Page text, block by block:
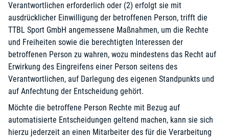
Verantwortlichen erforderlich oder (2) erfolgt sie mit
ausdrücklicher Einwilligung der betroffenen Person, trifft die
TTBL Sport GmbH angemessene Maßnahmen, um die Rechte
und Freiheiten sowie die berechtigten Interessen der
betroffenen Person zu wahren, wozu mindestens das Recht auf
Erwirkung des Eingreifens einer Person seitens des
Verantwortlichen, auf Darlegung des eigenen Standpunkts und
auf Anfechtung der Entscheidung gehört.
Möchte die betroffene Person Rechte mit Bezug auf
automatisierte Entscheidungen geltend machen, kann sie sich
hierzu jederzeit an einen Mitarbeiter des für die Verarbeitung